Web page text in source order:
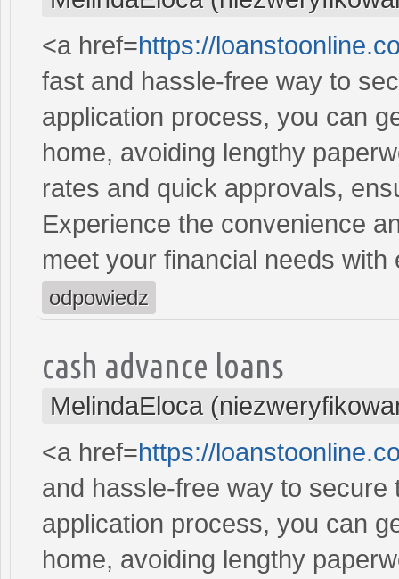
<a href=https://
fast and hassle-free way to
application process, you can
home, avoiding lengthy
rates and quick approvals,
Experience the convenience
meet your financial needs with
odpowiedz
cash advance loans
MelindaEloca
<a href=https://
and hassle-free way to
application process, you can
home, avoiding lengthy